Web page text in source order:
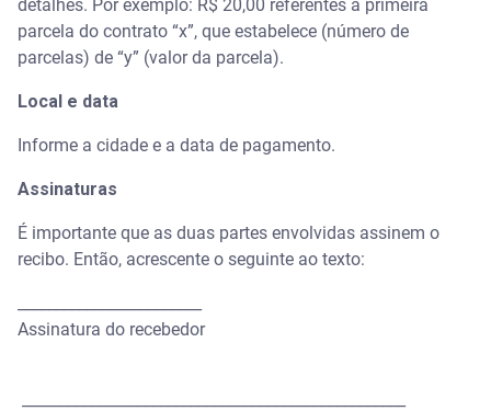
detalhes. Por exemplo: R$ 20,00 referentes à primeira
parcela do contrato “x”, que estabelece (número de
parcelas) de “y” (valor da parcela).
Local e data
Informe a cidade e a data de pagamento.
Assinaturas
É importante que as duas partes envolvidas assinem o
recibo. Então, acrescente o seguinte ao texto:
Assinatura do recebedor